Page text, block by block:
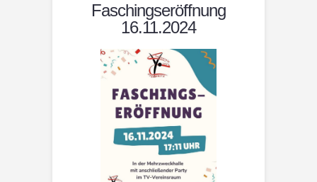
Faschingseröffnung
16.11.2024